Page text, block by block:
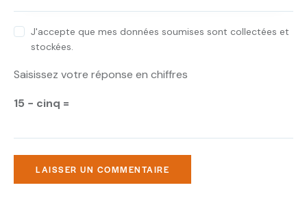
J'accepte que mes données soumises sont collectées et
stockées.
Saisissez votre réponse en chiffres
15 − cinq =